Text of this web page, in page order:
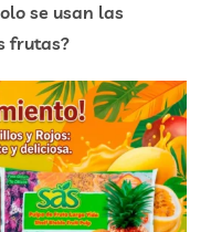
se usan las
frutas?